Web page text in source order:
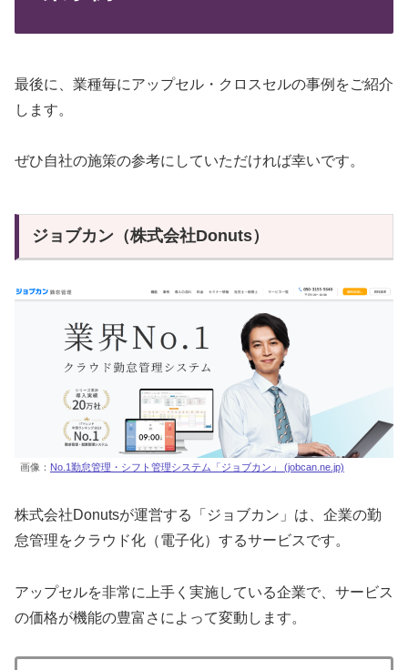
最後に、業種毎にアップセル・クロスセルの事例をご紹介
します。
ぜひ自社の施策の参考にしていただければ幸いです。
ジョブカン（株式会社Donuts）
画像： No.1勤怠管理・シフト管理システム「ジョブカン」 (jobcan.ne.jp)
株式会社Donutsが運営する「ジョブカン」は、企業の勤
怠管理をクラウド化（電子化）するサービスです。
アップセルを非常に上手く実施している企業で、サービス
の価格が機能の豊富さによって変動します。